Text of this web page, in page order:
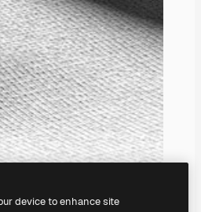
device to enhance site